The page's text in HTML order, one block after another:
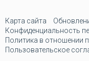
Карта сайта
Конфиденциальность
Политика в отношении
Пользовательское